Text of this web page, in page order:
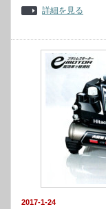
詳細を見る
2017-1-24